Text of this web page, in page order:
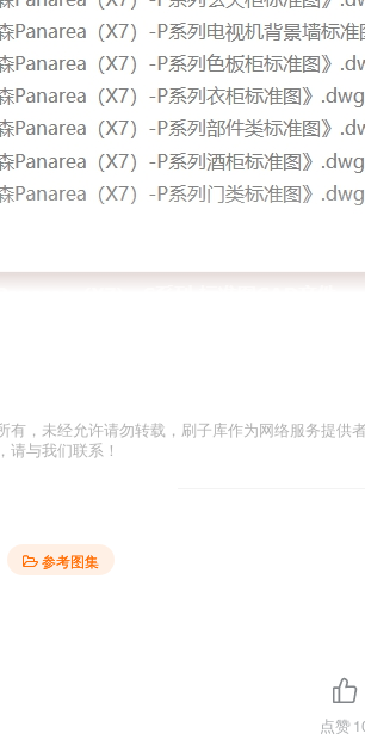
有，未经允许请勿转载，刷子库作为网络服务提
请与我们联系！
参考图集
点赞